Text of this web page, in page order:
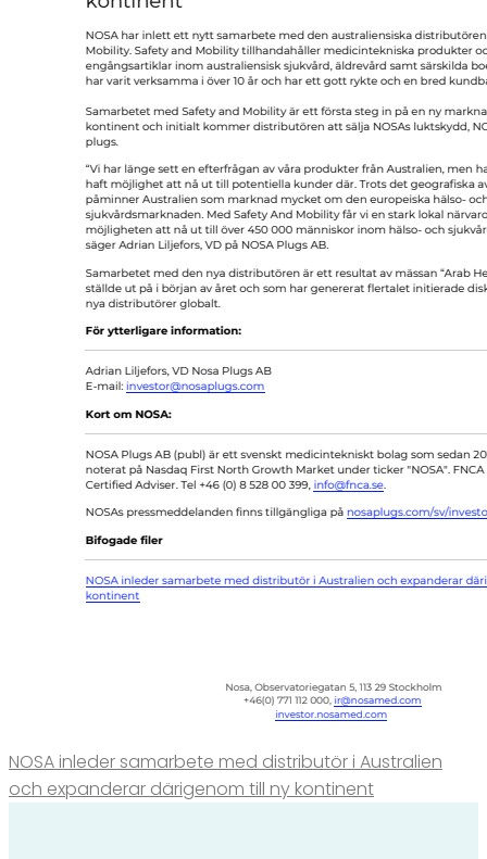
NOSA inleder samarbete med distributör i Australien
och expanderar därigenom till ny kontinent